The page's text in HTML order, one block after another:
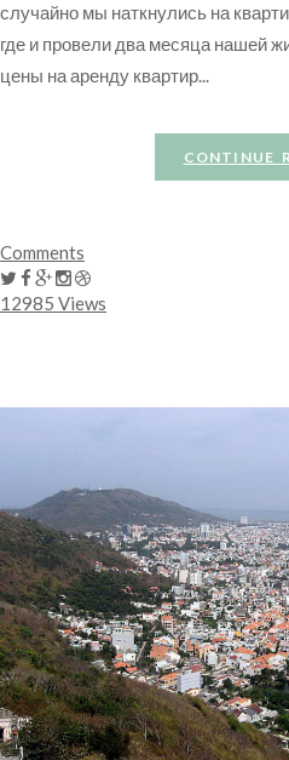
случайно мы наткнулись на
где и провели два месяца нашей
цены на аренду квартир...
CONTINUE
Comments
12985 Views